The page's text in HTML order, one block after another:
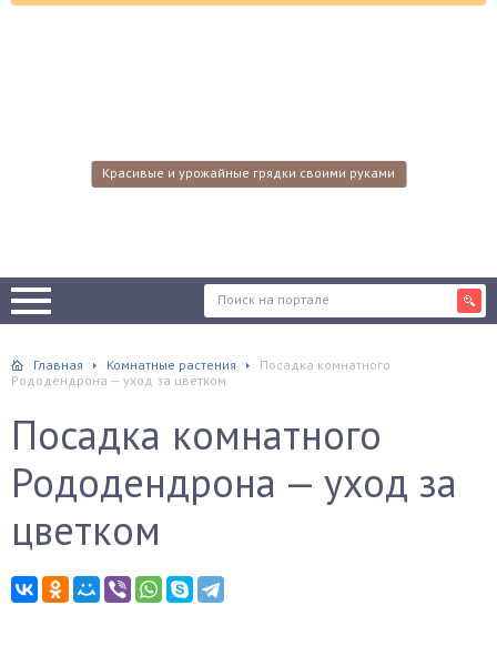
Красивые и урожайные грядки своими руками
Главная Комнатные растения
Посадка комнатного
Рододендрона — уход за цветком
Посадка комнатного
Рододендрона — уход за
цветком